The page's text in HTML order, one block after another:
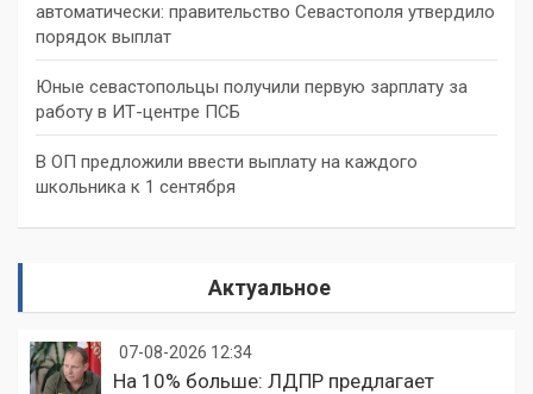
автоматически: правительство Севастополя утвердило
порядок выплат
Юные севастопольцы получили первую зарплату за
работу в ИТ-центре ПСБ
В ОП предложили ввести выплату на каждого
школьника к 1 сентября
Актуальное
07-08-2026 12:34
На 10% больше: ЛДПР предлагает